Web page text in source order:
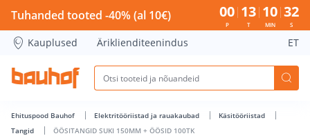
ÖÖSITANGID SUKI 150MM + ÖÖSID 100TK - Bauhof has
Tuhanded tooted -40% (al 10€) 00
P
13
T
10
MIN
32
S
Kauplused Äriklienditeenindus ET
Ehituspood Bauhof Elektritööriistad ja rauakaubad
Käsitööriistad
Tangid
ÖÖSITANGID SUKI 150MM + ÖÖSID 100TK